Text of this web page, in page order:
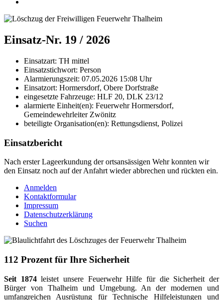
Einsatz-Nr. 19 / 2026
Einsatzart: TH mittel
Einsatzstichwort: Person
Alarmierungszeit: 07.05.2026 15:08 Uhr
Einsatzort: Hormersdorf, Obere Dorfstraße
eingesetzte Fahrzeuge: HLF 20, DLK 23/12
alarmierte Einheit(en): Feuerwehr Hormersdorf,
Gemeindewehrleiter Zwönitz
beteiligte Organisation(en): Rettungsdienst, Polizei
Einsatzbericht
Nach erster Lageerkundung der ortsansässigen Wehr konnten wir
den Einsatz noch auf der Anfahrt wieder abbrechen und rückten ein.
Anmelden
Kontaktformular
Impressum
Datenschutzerklärung
Suchen
112 Prozent für Ihre Sicherheit
Seit 1874leistet unsere Feuerwehr Hilfe für die Sicherheit der
Bürger von Thalheim und Umgebung. An der modernen und
umfangreichen Ausrüstung für Technische Hilfeleistungen und